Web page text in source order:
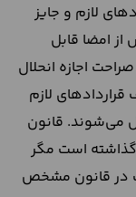
لازم و جایز
امضا قابل
اجازه انحلال
قراردادهای لازم
می‌شوند. قانون
گذاشته است مگر
در قانون مشخص